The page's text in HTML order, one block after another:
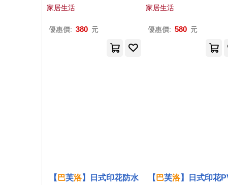
80cm (多款任選)白方格
家居生活
優惠價: 380 元
氣不外漏)方格
家居生活
優惠價: 580 元
【 巴芙洛】日式印花防水
【 巴芙洛】日式印花